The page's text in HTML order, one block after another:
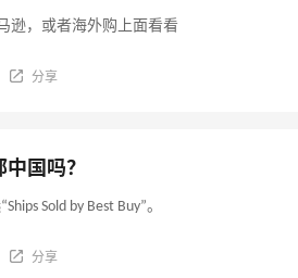
逊，或者海外购上面看看
分享
国吗？
Sold by Best Buy”。
分享